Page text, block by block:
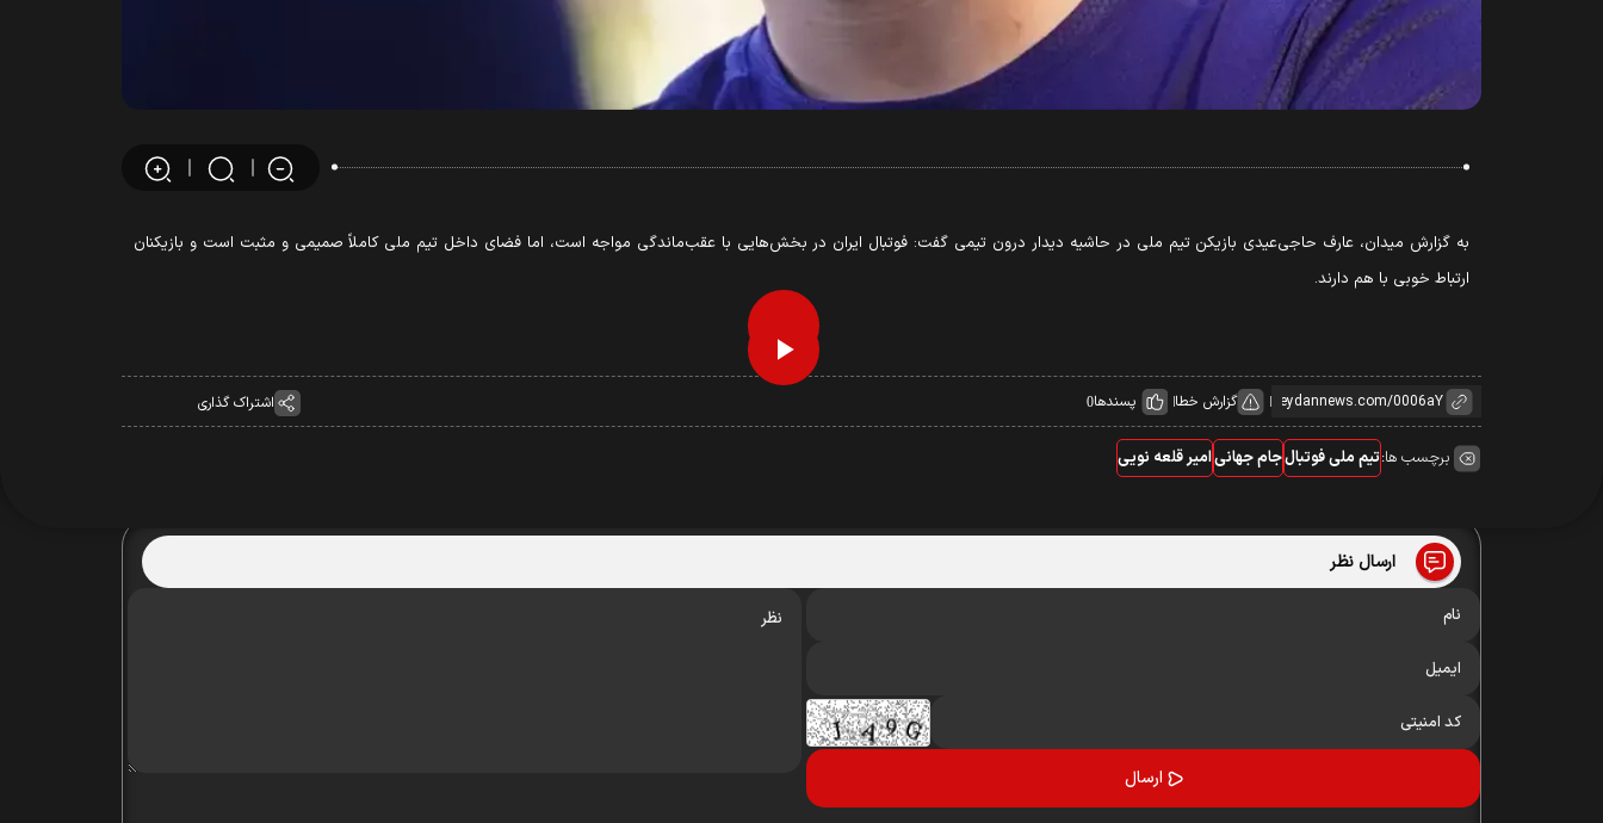
به گزارش میدان، عارف حاجی‌عیدی بازیکن تیم ملی در حاشیه دیدار درون تیمی گفت: فوتبال ایران در بخش‌هایی با عقب‌ماندگی مواجه است، اما فضای داخل تیم ملی کاملاً صمیمی و مثبت است و بازیکنان
ارتباط خوبی با هم دارند.
Play
Play
Video
گزارش خطا پسندها0 اشتراک گذاری
برچسب ها:تیم ملی فوتبالجام جهانیامیر قلعه نویی
ارسال نظر